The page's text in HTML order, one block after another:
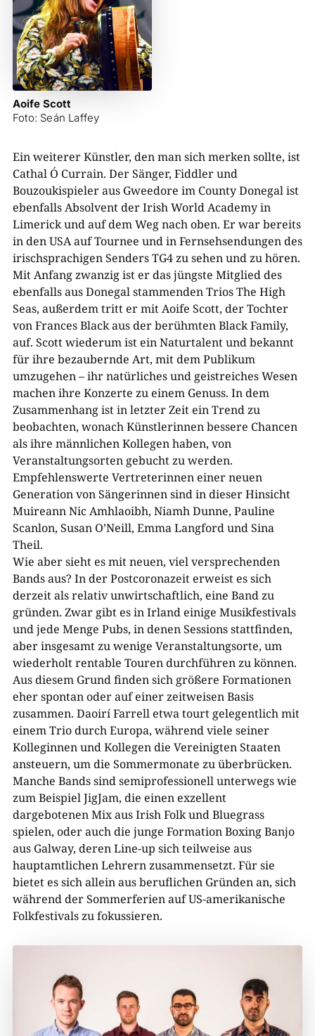
Aoife Scott
Foto: Seán Laffey
Ein weiterer Künstler, den man sich merken sollte, ist
Cathal Ó Currain. Der Sänger, Fiddler und
Bouzoukispieler aus Gweedore im County Donegal ist
ebenfalls Absolvent der Irish World Academy in
Limerick und auf dem Weg nach oben. Er war bereits
in den USA auf Tournee und in Fernsehsendungen des
irischsprachigen Senders TG4 zu sehen und zu hören.
Mit Anfang zwanzig ist er das jüngste Mitglied des
ebenfalls aus Donegal stammenden Trios The High
Seas, außerdem tritt er mit Aoife Scott, der Tochter
von Frances Black aus der berühmten Black Family,
auf. Scott wiederum ist ein Naturtalent und bekannt
für ihre bezaubernde Art, mit dem Publikum
umzugehen – ihr natürliches und geistreiches Wesen
machen ihre Konzerte zu einem Genuss. In dem
Zusammenhang ist in letzter Zeit ein Trend zu
beobachten, wonach Künstlerinnen bessere Chancen
als ihre männlichen Kollegen haben, von
Veranstaltungsorten gebucht zu werden.
Empfehlenswerte Vertreterinnen einer neuen
Generation von Sängerinnen sind in dieser Hinsicht
Muireann Nic Amhlaoibh, Niamh Dunne, Pauline
Scanlon, Susan O’Neill, Emma Langford und Sina
Theil.
Wie aber sieht es mit neuen, viel versprechenden
Bands aus? In der Postcoronazeit erweist es sich
derzeit als relativ unwirtschaftlich, eine Band zu
gründen. Zwar gibt es in Irland einige Musikfestivals
und jede Menge Pubs, in denen Sessions stattfinden,
aber insgesamt zu wenige Veranstaltungsorte, um
wiederholt rentable Touren durchführen zu können.
Aus diesem Grund finden sich größere Formationen
eher spontan oder auf einer zeitweisen Basis
zusammen. Daoirí Farrell etwa tourt gelegentlich mit
einem Trio durch Europa, während viele seiner
Kolleginnen und Kollegen die Vereinigten Staaten
ansteuern, um die Sommermonate zu überbrücken.
Manche Bands sind semiprofessionell unterwegs wie
zum Beispiel JigJam, die einen exzellent
dargebotenen Mix aus Irish Folk und Bluegrass
spielen, oder auch die junge Formation Boxing Banjo
aus Galway, deren Line-up sich teilweise aus
hauptamtlichen Lehrern zusammensetzt. Für sie
bietet es sich allein aus beruflichen Gründen an, sich
während der Sommerferien auf US-amerikanische
Folkfestivals zu fokussieren.